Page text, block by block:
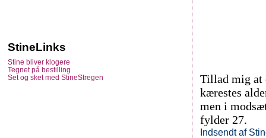
Tillad mig at
kærestes
men i
fylder 27.
Indsendt af
StineLinks
Stine bliver klogere
Tegnet på bestilling
Set og sket med StineStregen